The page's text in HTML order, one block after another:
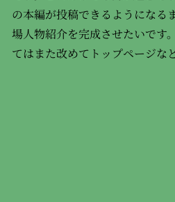
の本編が投稿できるようになる
場人物紹介を完成させたいです
てはまた改めてトップページな